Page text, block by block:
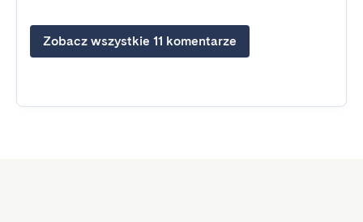
Zobacz wszystkie 11 komentarze